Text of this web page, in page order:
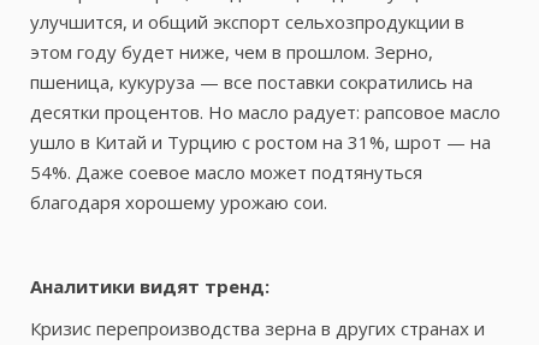
улучшится, и общий экспорт сельхозпродукции в
этом году будет ниже, чем в прошлом. Зерно,
пшеница, кукуруза — все поставки сократились на
десятки процентов. Но масло радует: рапсовое масло
ушло в Китай и Турцию с ростом на 31%, шрот — на
54%. Даже соевое масло может подтянуться
благодаря хорошему урожаю сои.
Аналитики видят тренд:
Кризис перепроизводства зерна в других странах и